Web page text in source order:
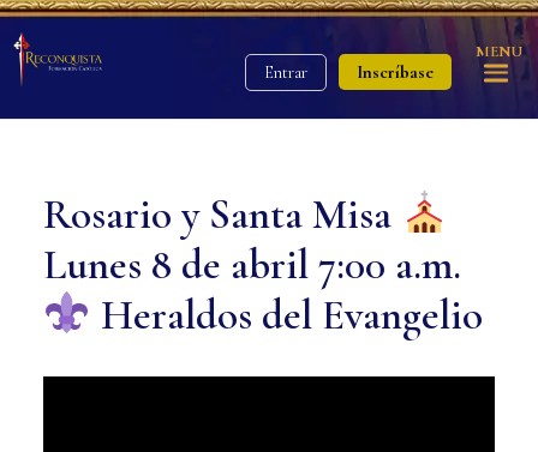
Entrar Inscríbase
MENU
Rosario y Santa Misa
Lunes 8 de abril 7:00 a.m.
Heraldos del Evangelio